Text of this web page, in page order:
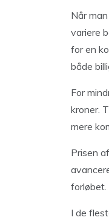
Når
variere
for en
både
For
kroner.
mere
Prisen
forløbet.
I de